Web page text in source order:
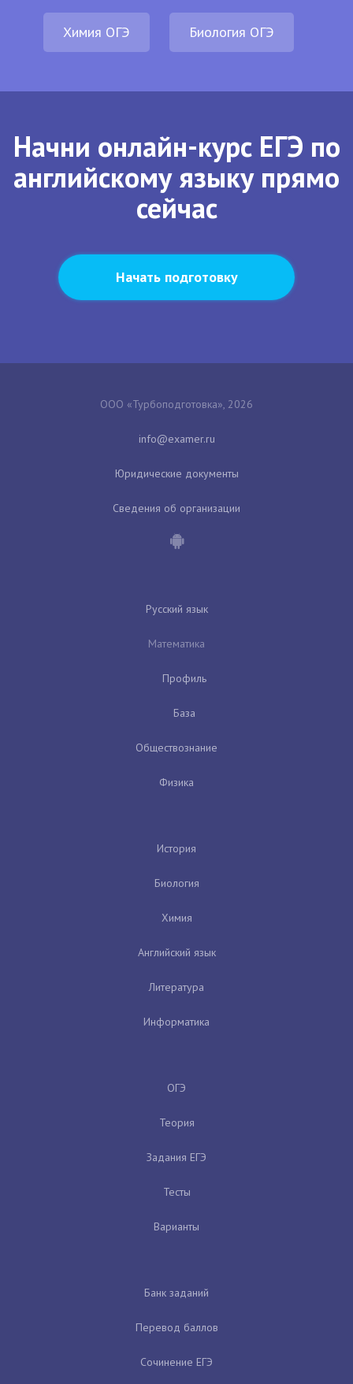
Химия ОГЭ Биология ОГЭ
Начни онлайн-курс ЕГЭ по
английскому языку прямо
сейчас
Начать подготовку
ООО «Турбоподготовка», 2026
Юридические документы
Сведения об организации
Русский язык
Математика
Профиль
База
Обществознание
Физика
История
Биология
Химия
Английский язык
Литература
Информатика
ОГЭ
Теория
Задания ЕГЭ
Тесты
Варианты
Банк заданий
Перевод баллов
Сочинение ЕГЭ